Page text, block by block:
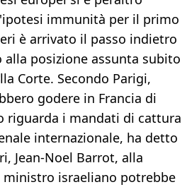
immunità per il primo
è arrivato il passo indietro
alla posizione assunta subito
Corte. Secondo Parigi,
godere in Francia di
riguarda i mandati di cattura
internazionale, ha detto
Jean-Noel Barrot, alla
israeliano potrebbe